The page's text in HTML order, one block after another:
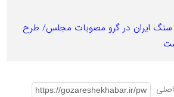
سنگ ایران در گرو مصوبات مجلس/ طرح